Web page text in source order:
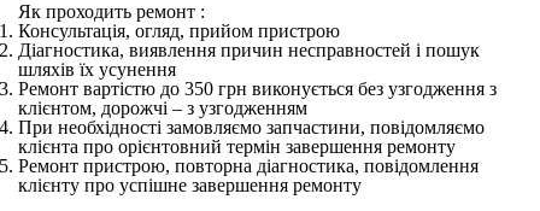
Як проходить ремонт :
Консультація, огляд, прийом пристрою
Діагностика, виявлення причин несправностей і пошук
шляхів їх усунення
Ремонт вартістю до 350 грн виконується без узгодження з
клієнтом, дорожчі – з узгодженням
При необхідності замовляємо запчастини, повідомляємо
клієнта про орієнтовний термін завершення ремонту
Ремонт пристрою, повторна діагностика, повідомлення
клієнту про успішне завершення ремонту